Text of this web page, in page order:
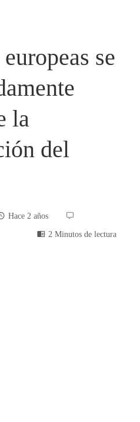
se
la
del
Hace 2 años
2 Minutos de lectura